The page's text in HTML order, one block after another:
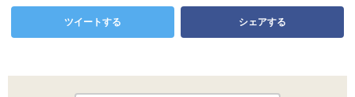
ツイートする シェアする